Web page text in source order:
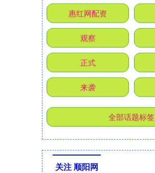
惠红网配资
观察
正式
来袭
全部话题标签
关注 顺阳网